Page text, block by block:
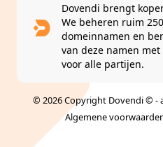
Dovendi brengt
We beheren ruim
domeinnamen en
van deze namen
voor alle partijen.
© 2026 Copyright Dovendi © -
Algemene